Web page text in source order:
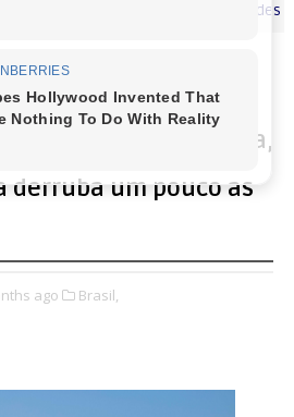
Vitório Antunes de Paula deseja um
após 30°C no fim de semana, nova
as temperaturas
no fim de semana,
um pouco as
ago Brasil,